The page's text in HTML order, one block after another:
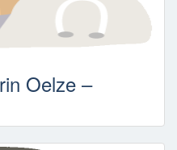
Oelze –